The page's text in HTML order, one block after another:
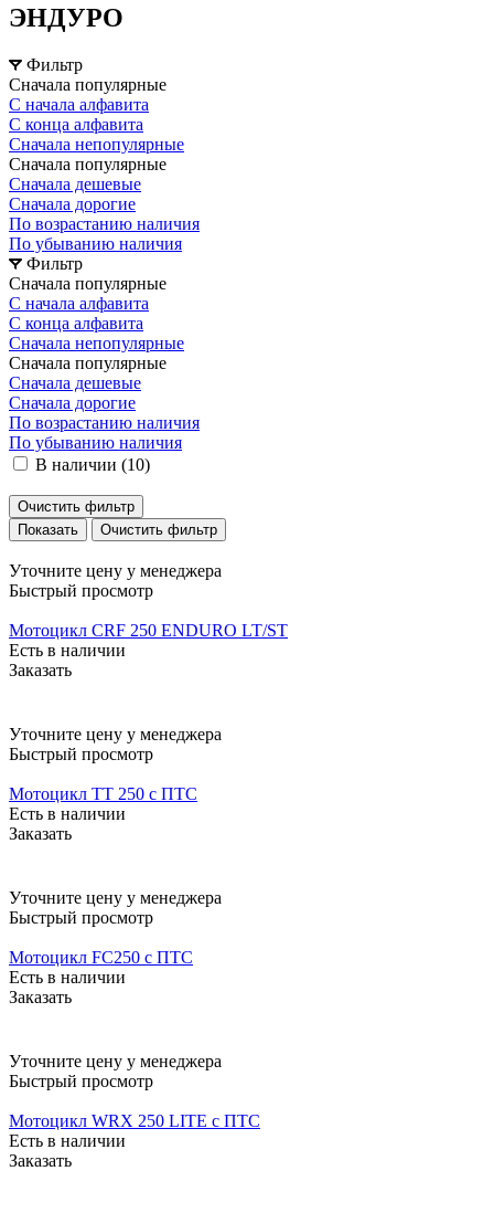
ЭНДУРО
Фильтр
Сначала популярные
С начала алфавита
С конца алфавита
Сначала непопулярные
Сначала популярные
Сначала дешевые
Сначала дорогие
По возрастанию наличия
По убыванию наличия
Фильтр
Сначала популярные
С начала алфавита
С конца алфавита
Сначала непопулярные
Сначала популярные
Сначала дешевые
Сначала дорогие
По возрастанию наличия
По убыванию наличия
В наличии (10)
Очистить фильтр
Очистить фильтр
Уточните цену у менеджера
Быстрый просмотр
Мотоцикл CRF 250 ENDURO LT/ST
Есть в наличии
Заказать
Уточните цену у менеджера
Быстрый просмотр
Мотоцикл TT 250 с ПТС
Есть в наличии
Заказать
Уточните цену у менеджера
Быстрый просмотр
Мотоцикл FC250 с ПТС
Есть в наличии
Заказать
Уточните цену у менеджера
Быстрый просмотр
Мотоцикл WRX 250 LITE c ПТС
Есть в наличии
Заказать